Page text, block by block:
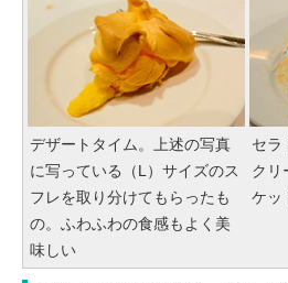
デザートタイム。上述の写真
に写っている（L）サイズのス
フレを取り分けてもらったも
の。ふわふわの食感もよく美
味しい
セラ
クリ
ケッ